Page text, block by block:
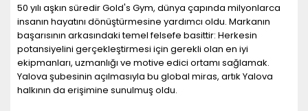
50 yılı aşkın süredir Gold's Gym, dünya çapında milyonlarca
insanın hayatını dönüştürmesine yardımcı oldu. Markanın
başarısının arkasındaki temel felsefe basittir: Herkesin
potansiyelini gerçekleştirmesi için gerekli olan en iyi
ekipmanları, uzmanlığı ve motive edici ortamı sağlamak.
Yalova şubesinin açılmasıyla bu global miras, artık Yalova
halkının da erişimine sunulmuş oldu.